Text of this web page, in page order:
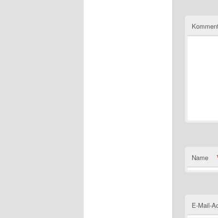
Name
E-Mail-